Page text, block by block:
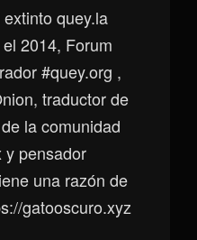
quey.la
2014, Forum
#quey.org ,
traductor de
la comunidad
y pensador
una razón de
gatooscuro.xyz